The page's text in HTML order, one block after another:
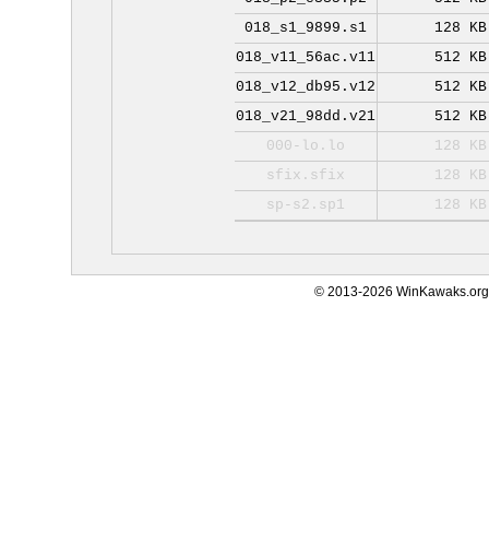
018_s1_9899.s1
128 KB
018_v11_56ac.v11
512 KB
018_v12_db95.v12
512 KB
018_v21_98dd.v21
512 KB
000-lo.lo
128 KB
sfix.sfix
128 KB
sp-s2.sp1
128 KB
© 2013-2026